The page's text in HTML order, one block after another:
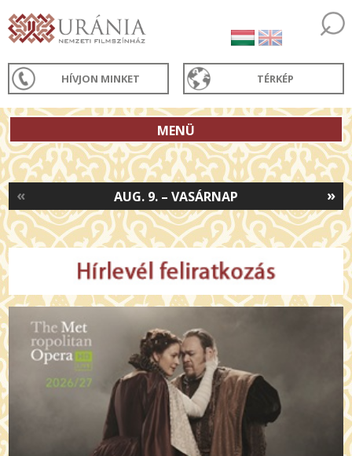
HÍVJON MINKET TÉRKÉP
MENÜ
»
AUG. 9. – VASÁRNAP
«